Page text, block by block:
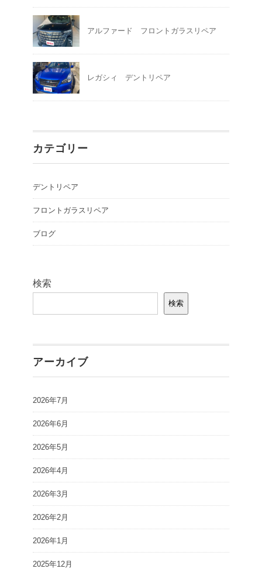
アルファード フロントガラスリペア
レガシィ デントリペア
カテゴリー
デントリペア
フロントガラスリペア
ブログ
検索
検索
アーカイブ
2026年7月
2026年6月
2026年5月
2026年4月
2026年3月
2026年2月
2026年1月
2025年12月